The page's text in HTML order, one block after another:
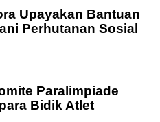
Upayakan Bantuan
Perhutanan Sosial
Paralimpiade
Bidik Atlet